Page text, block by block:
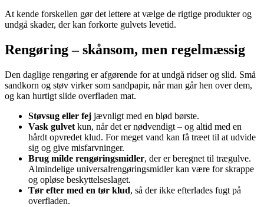
At kende forskellen gør det lettere at vælge de rigtige produkter og
undgå skader, der kan forkorte gulvets levetid.
Rengøring – skånsom, men regelmæssig
Den daglige rengøring er afgørende for at undgå ridser og slid. Små
sandkorn og støv virker som sandpapir, når man går hen over dem,
og kan hurtigt slide overfladen mat.
Støvsug eller fej jævnligt med en blød børste.
Vask gulvet kun, når det er nødvendigt – og altid med en
hårdt opvredet klud. For meget vand kan få træet til at udvide
sig og give misfarvninger.
Brug milde rengøringsmidler, der er beregnet til trægulve.
Almindelige universalrengøringsmidler kan være for skrappe
og opløse beskyttelseslaget.
Tør efter med en tør klud, så der ikke efterlades fugt på
overfladen.